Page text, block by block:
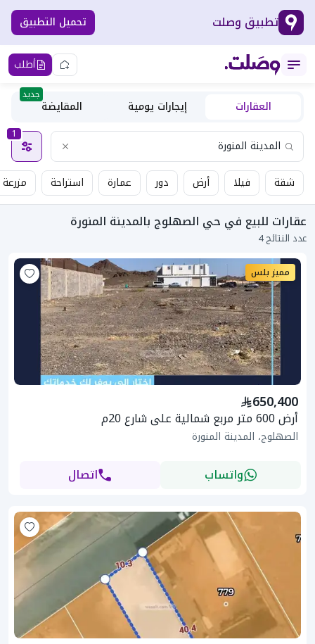
تطبيق وصلت تحميل التطبيق
أطلب
العقارات إيجارات يومية المقايضة
جديد
1
شقة فيلا أرض دور عمارة استراحة مزرعة
عقارات للبيع في حي الصهلوج بالمدينة المنورة
عدد النتائج 4
مميز بلس
650,400
أرض 600 متر مربع شمالية على شارع 20م
الصهلوج، المدينة المنورة
واتساب اتصال